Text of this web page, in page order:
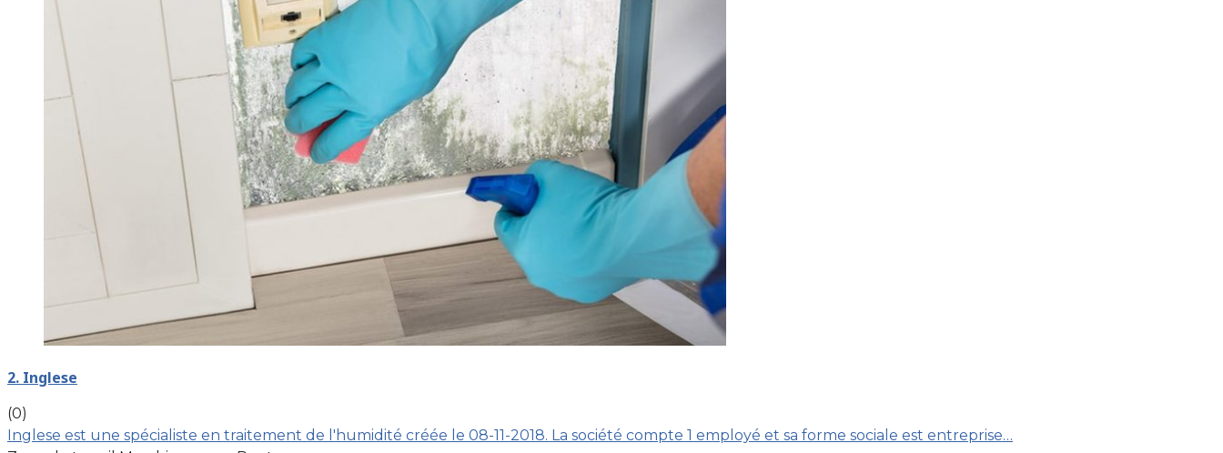
2. Inglese
(0)
Inglese est une spécialiste en traitement de l'humidité créée le 08-11-2018. La société compte 1 employé et sa forme sociale est entreprise…